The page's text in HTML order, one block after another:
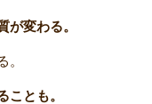
変わる。
。
とも。